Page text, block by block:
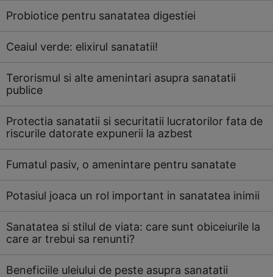
Probiotice pentru sanatatea digestiei
Ceaiul verde: elixirul sanatatii!
Terorismul si alte amenintari asupra sanatatii
publice
Protectia sanatatii si securitatii lucratorilor fata de
riscurile datorate expunerii la azbest
Fumatul pasiv, o amenintare pentru sanatate
Potasiul joaca un rol important in sanatatea inimii
Sanatatea si stilul de viata: care sunt obiceiurile la
care ar trebui sa renunti?
Beneficiile uleiului de peste asupra sanatatii